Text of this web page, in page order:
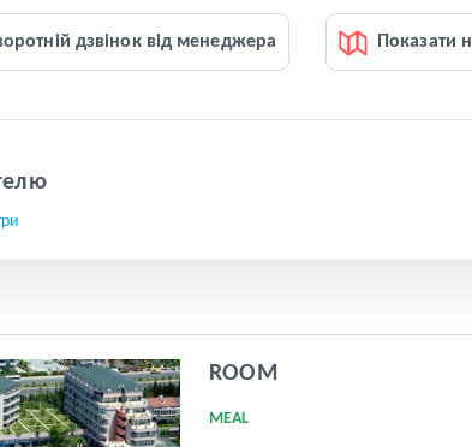
дзвінок від менеджера Показати
ROOM
MEAL